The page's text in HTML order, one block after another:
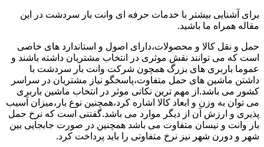
برای آشنایی بیشتر با خدمات حرفه ای وانت بار سردشت در این
مقاله همراه ما باشید.
حمل و نقل کالا و محصولات،دارای اصول و استاندارد های خاصی
است که می توانند نقش موثری در انتخاب مشتریان داشته باشند و
عموما باربری های بزرگ همچون شرکت وانت بار سردشت با
داشتن ماشین های حمل متفاوت،پاسخگو نیاز مشتریان در سراسر
کشور می باشد.از مهم ترین نکاتی موثر در انتخاب ماشین باربری
می توان به وزن و ابعاد کالا اشاره کرد،همچنین نوع بار،میزان آسیب
پذیری و ارزش آن از دیگر موارد می باشد.گفتنی است که نرخ حمل
بار وانت و نیسان متفاوت می باشد همچنین در صورت جابجایی بین
شهر و دورن شهر نیز نرخ متفاوتی را باید پرداخت کرد.